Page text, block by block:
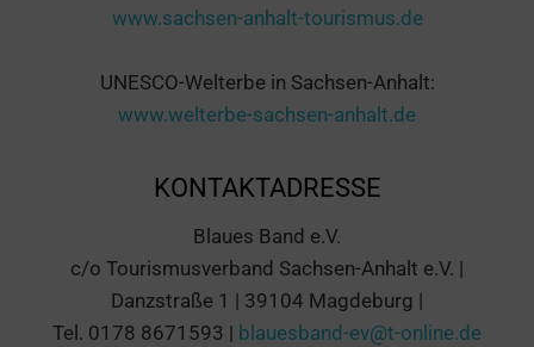
www.sachsen-anhalt-tourismus.de
UNESCO-Welterbe in Sachsen-Anhalt:
www.welterbe-sachsen-anhalt.de
KONTAKTADRESSE
Blaues Band e.V.
c/o Tourismusverband Sachsen-Anhalt e.V. |
Danzstraße 1 | 39104 Magdeburg |
Tel. 0178 8671593 | blauesband-ev@t-online.de